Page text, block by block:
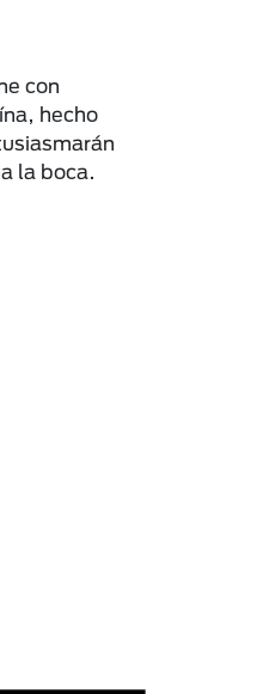
con
hecho
la boca.